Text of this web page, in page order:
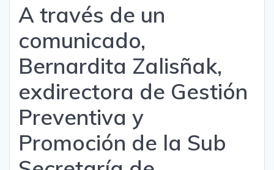
A través de un
comunicado,
Bernardita Zalisñak,
exdirectora de Gestión
Preventiva y
Promoción de la Sub